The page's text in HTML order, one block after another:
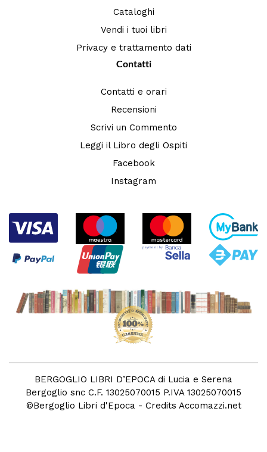
Cataloghi
Vendi i tuoi libri
Privacy e trattamento dati
Contatti
Contatti e orari
Recensioni
Scrivi un Commento
Leggi il Libro degli Ospiti
Facebook
Instagram
BERGOGLIO LIBRI D’EPOCA di Lucia e Serena
Bergoglio snc C.F. 13025070015 P.IVA 13025070015
©Bergoglio Libri d'Epoca - Credits Accomazzi.net